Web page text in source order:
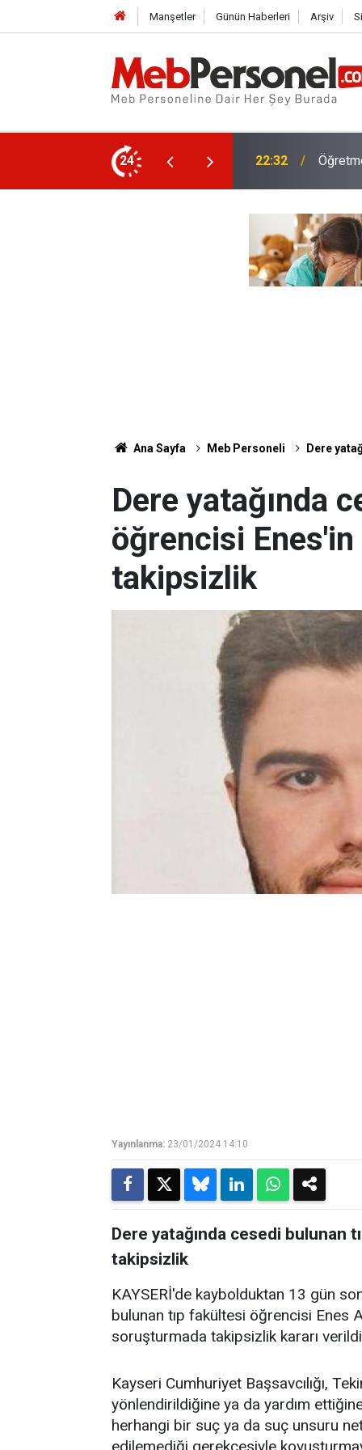
Manşetler Günün Haberleri Arşiv
24
Atamadan Kurtaracak Dilekçe 22:02 Veliyi
Ana Sayfa Meb Personeli Dere
Dere yatağında
öğrencisi
takipsizlik
Yayınlanma: 23/01/2024 14:10
Dere yatağında cesedi bulunan
takipsizlik
KAYSERİ'de kaybolduktan 13 gün
bulunan tıp fakültesi öğrencisi Enes
soruşturmada takipsizlik kararı
Kayseri Cumhuriyet Başsavcılığı,
yönlendirildiğine ya da yardım
herhangi bir suç ya da suç unsuru